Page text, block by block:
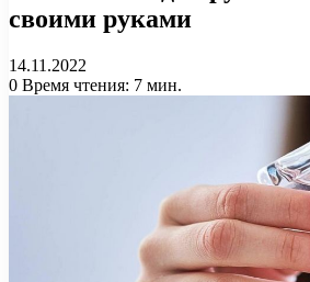
своими руками
14.11.2022
0 Время чтения: 7 мин.